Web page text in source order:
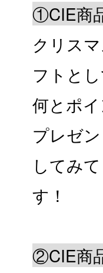
①CIE商
クリス
フトと
何とポ
プレゼ
してみ
す！
②CIE商